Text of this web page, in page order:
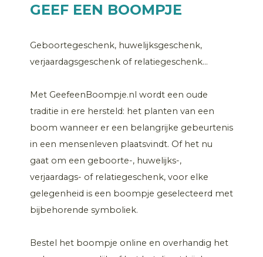
GEEF EEN BOOMPJE
Geboortegeschenk, huwelijksgeschenk,
verjaardagsgeschenk of relatiegeschenk...
Met GeefeenBoompje.nl wordt een oude
traditie in ere hersteld: het planten van een
boom wanneer er een belangrijke gebeurtenis
in een mensenleven plaatsvindt. Of het nu
gaat om een geboorte-, huwelijks-,
verjaardags- of relatiegeschenk, voor elke
gelegenheid is een boompje geselecteerd met
bijbehorende symboliek.
Bestel het boompje online en overhandig het